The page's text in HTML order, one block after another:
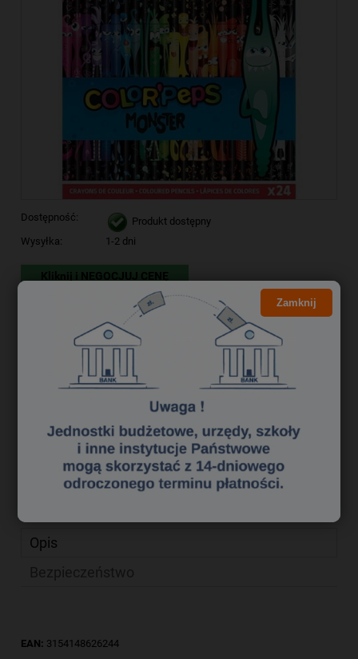
Dostępność:
Produkt dostępny
Wysyłka:
1-2 dni
Kliknij i NEGOCJUJ CENĘ
22,46 zł
do koszyka
Producent:
zapytaj o produkt
poleć znajomemu
Opis
EAN: 3154148626244
Zamknij